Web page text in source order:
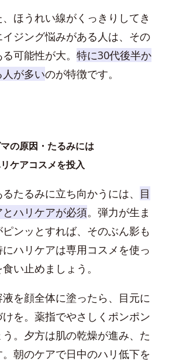
ほうれい線がくっきりしてき
ジング悩みがある人は、その
可能性が大。 特に30代後半か
が多いのが特徴です。
の原因・たるみには
ケアコスメを投入
たるみに立ち向かうには、 目
ハリケアが必須。弾力が生ま
ンッとすれば、そのぶん影も
ハリケアは専用コスメを使っ
い止めましょう。
を顔全体に塗ったら、目元に
を。薬指でやさしくポンポン
。夕方は肌の乾燥が進み、た
朝のケアで日中のハリ低下を